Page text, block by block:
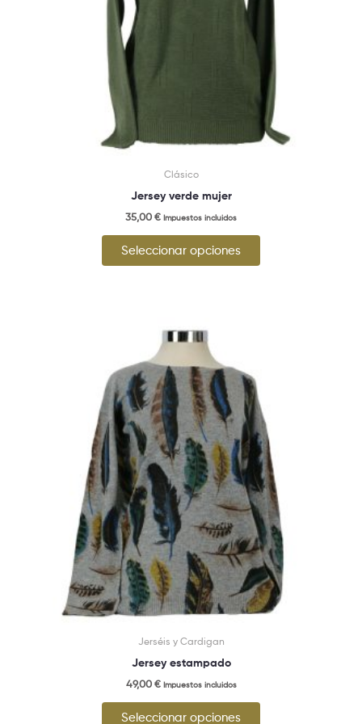
Clásico
Jersey verde mujer
35,00 € Impuestos incluidos
Seleccionar opciones
elegir
de
producto
Jerséis y Cardigan
Jersey estampado
49,00 € Impuestos incluidos
Seleccionar opciones
Las
opciones
se
pueden
elegir
en
la
página
de
producto